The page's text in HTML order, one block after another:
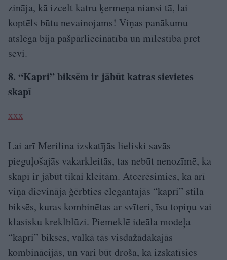
zināja, kā izcelt katru ķermeņa niansi tā, lai
koptēls būtu nevainojams! Viņas panākumu
atslēga bija pašpārliecinātība un mīlestība pret
sevi.
8. “Kapri” biksēm ir jābūt katras sievietes
skapī
xxx
Lai arī Merilina izskatījās lieliski savās
pieguļošajās vakarkleitās, tas nebūt nenozīmē, ka
skapī ir jābūt tikai kleitām. Atcerēsimies, ka arī
viņa dievināja ģērbties elegantajās “kapri” stila
biksēs, kuras kombinētas ar svīteri, īsu topiņu vai
klasisku kreklblūzi. Piemeklē ideāla modeļa
“kapri” bikses, valkā tās visdažādākajās
kombinācijās, un vari būt droša, ka izskatīsies